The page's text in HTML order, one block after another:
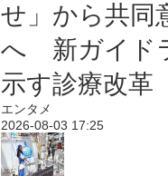
せ」から共同
へ 新ガイド
示す診療改革
エンタメ
2026-08-03 17:25